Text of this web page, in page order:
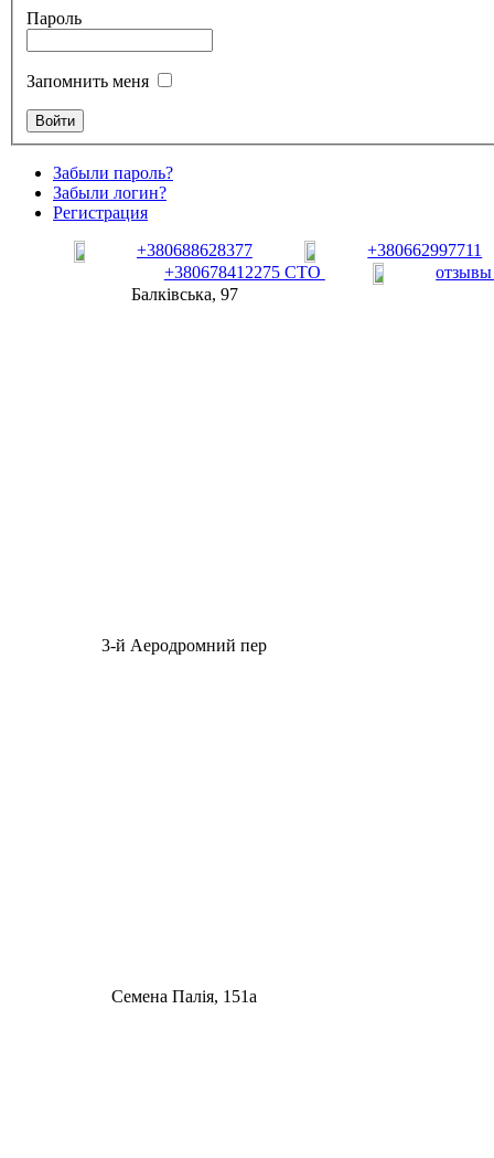
Пароль
Запомнить меня
Забыли пароль?
Забыли логин?
Регистрация
+380688628377
+380662997711
+380678412275 СТО
Балківська, 97
3-й Аеродромний пер
Семена Палія, 151а